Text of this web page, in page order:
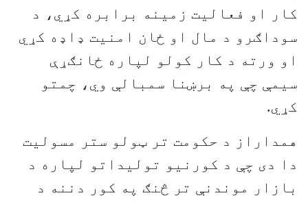
کار او فعاليت زمينه برابره کړي، د
سوداګرو د مال او ځان امنيت ډاډه کړي
او ورته د کار کولو لپاره ځانګړې
سیمې چې په برښنا سمبالې وي، چمتو
کړي.
همداراز د حکومت تر ټولو ستر مسوليت
دا دی چې د کورنيو توليداتو لپاره د
بازار موندنې تر څنګ په کور دننه د